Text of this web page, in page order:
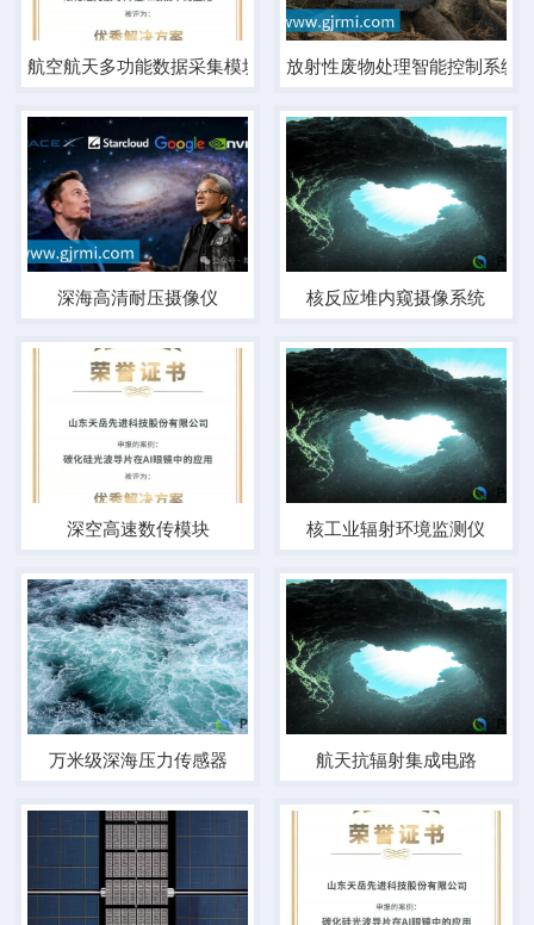
航空航天多功能数据采集模块 放射性废物处理智能控制系统
深海高清耐压摄像仪 核反应堆内窥摄像系统
深空高速数传模块 核工业辐射环境监测仪
万米级深海压力传感器 航天抗辐射集成电路